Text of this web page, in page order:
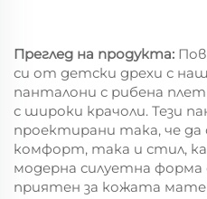
Преглед на продукта:
си от детски дрехи с
панталони с рибена
с широки крачоли. Тези
проектирани така, че
комфорт, така и стил,
модерна силуетна форма
приятен за кожата